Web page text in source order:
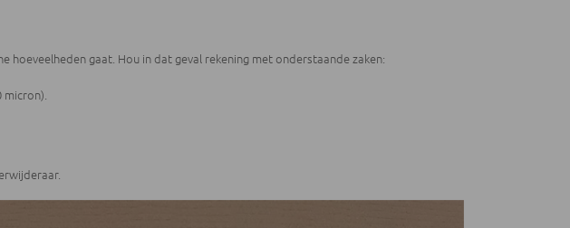
hoeveelheden gaat. Hou in dat geval rekening met onderstaande zaken: